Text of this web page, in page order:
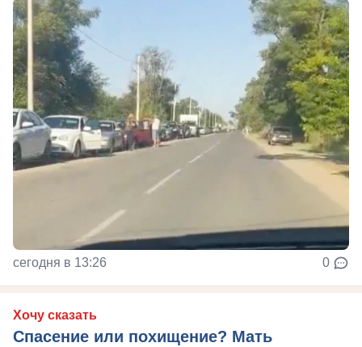
сегодня в 13:26 0
Хочу сказать
Спасение или похищение? Мать